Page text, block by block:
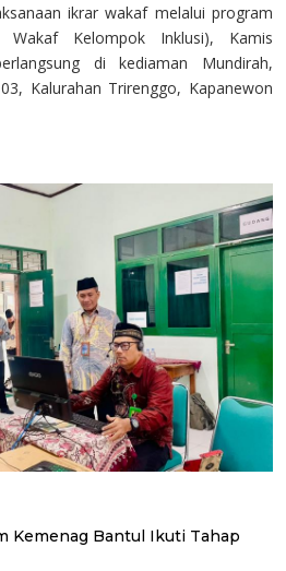
ikrar wakaf melalui program
Kelompok Inklusi), Kamis
di kediaman Mundirah,
Kalurahan Trirenggo, Kapanewon
Kemenag Bantul Ikuti Tahap